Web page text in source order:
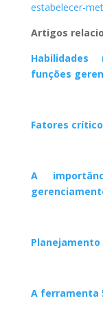
estabelecer-
Artigos
funções
Fatores
A
A ferramenta